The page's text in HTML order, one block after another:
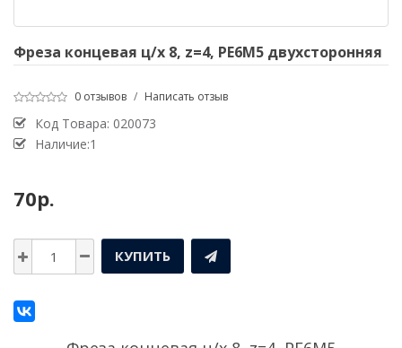
Фреза концевая ц/х 8, z=4, PE6M5 двухсторонняя
0 отзывов / Написать отзыв
Код Товара: 020073
Наличие:1
70р.
КУПИТЬ